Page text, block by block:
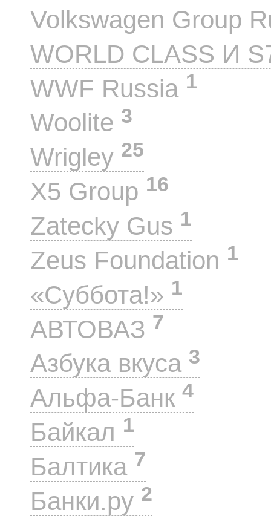
Volkswagen Group
WORLD CLASS И
WWF Russia 1
Woolite 3
Wrigley 25
X5 Group 16
Zatecky Gus 1
Zeus Foundation 1
«Суббота!» 1
АВТОВАЗ 7
Азбука вкуса 3
Альфа-Банк 4
Байкал 1
Балтика 7
Банки.ру 2